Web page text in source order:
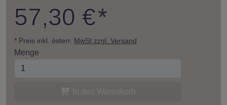
57,30 €*
* Preis inkl. österr. MwSt zzgl. Versand
Menge